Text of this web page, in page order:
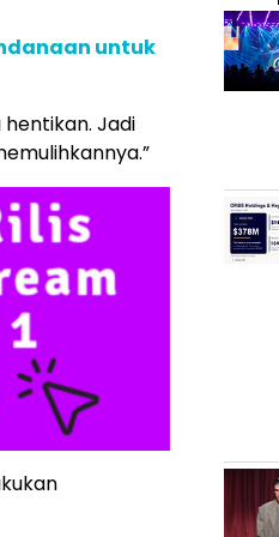
untuk
hentikan. Jadi